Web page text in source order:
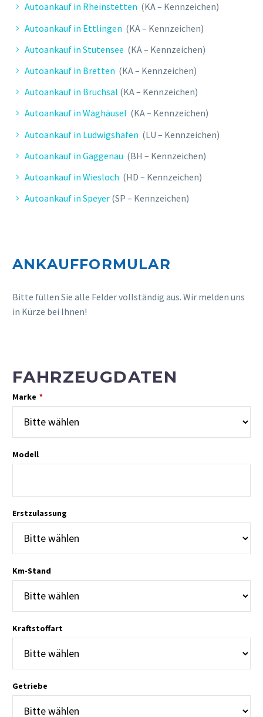
T. HEIKO
Abwicklung. Freundliche Betreuung.
L. CLAUDIA
Abwicklung, sehr guter Preis, gerne
transparente Abwicklung, netter und
Autoankauf in Rheinstetten (KA – Kennzeichen)
Autoankauf in Ettlingen (KA – Kennzeichen)
Autoankauf in Stutensee (KA – Kennzeichen)
Autoankauf in Bretten (KA – Kennzeichen)
Autoankauf in Bruchsal (KA – Kennzeichen)
Autoankauf in Waghäusel (KA – Kennzeichen)
Autoankauf in Ludwigshafen (LU – Kennzeichen)
Autoankauf in Gaggenau (BH – Kennzeichen)
Autoankauf in Wiesloch (HD – Kennzeichen)
Autoankauf in Speyer (SP – Kennzeichen)
ANKAUFFORMULAR
Bitte füllen Sie alle Felder vollständig aus. Wir melden uns
in Kürze bei Ihnen!
FAHRZEUGDATEN
Marke *
Modell
Erstzulassung
Km-Stand
Kraftstoffart
Getriebe